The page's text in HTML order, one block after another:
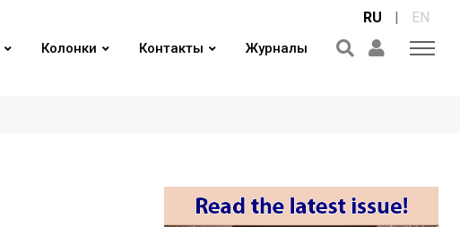
Колонки Контакты Журналы
RU | EN